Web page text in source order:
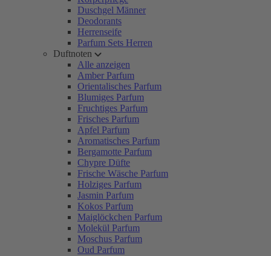
Duschgel Männer
Deodorants
Herrenseife
Parfum Sets Herren
Duftnoten
Alle anzeigen
Amber Parfum
Orientalisches Parfum
Blumiges Parfum
Fruchtiges Parfum
Frisches Parfum
Apfel Parfum
Aromatisches Parfum
Bergamotte Parfum
Chypre Düfte
Frische Wäsche Parfum
Holziges Parfum
Jasmin Parfum
Kokos Parfum
Maiglöckchen Parfum
Molekül Parfum
Moschus Parfum
Oud Parfum